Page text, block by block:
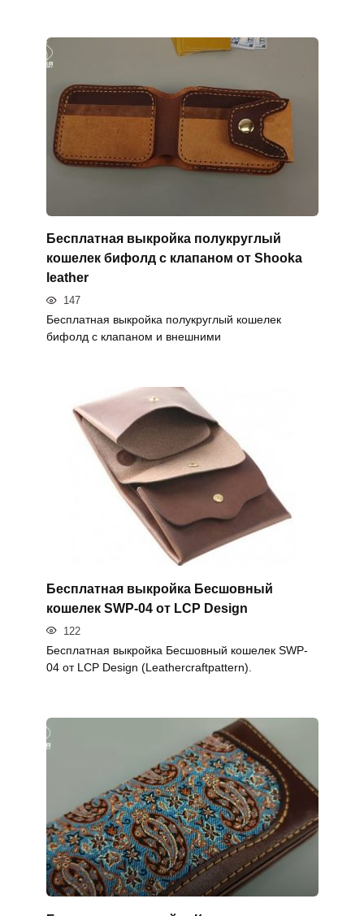
Бесплатная выкройка полукруглый
кошелек бифолд с клапаном от Shooka
leather
147
Бесплатная выкройка полукруглый кошелек
бифолд с клапаном и внешними
Бесплатная выкройка Бесшовный
кошелек SWP-04 от LCP Design
122
Бесплатная выкройка Бесшовный кошелек SWP-
04 от LCP Design (Leathercraftpattern).